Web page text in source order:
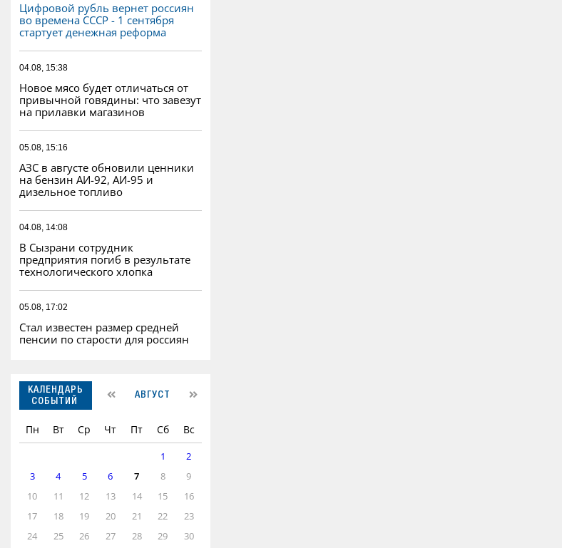
Цифровой рубль вернет россиян
во времена СССР - 1 сентября
стартует денежная реформа
04.08, 15:38
Новое мясо будет отличаться от
привычной говядины: что завезут
на прилавки магазинов
05.08, 15:16
АЗС в августе обновили ценники
на бензин АИ-92, АИ-95 и
дизельное топливо
04.08, 14:08
В Сызрани сотрудник
предприятия погиб в результате
технологического хлопка
05.08, 17:02
Стал известен размер средней
пенсии по старости для россиян
КАЛЕНДАРЬ
СОБЫТИЙ
АВГУСТ
Пн Вт Ср Чт Пт Сб Вс
1
2
3
4 5 6 7 8
9
10
11 12 13 14 15
16
17
18 19 20 21 22
23
24
25 26 27 28 29 30